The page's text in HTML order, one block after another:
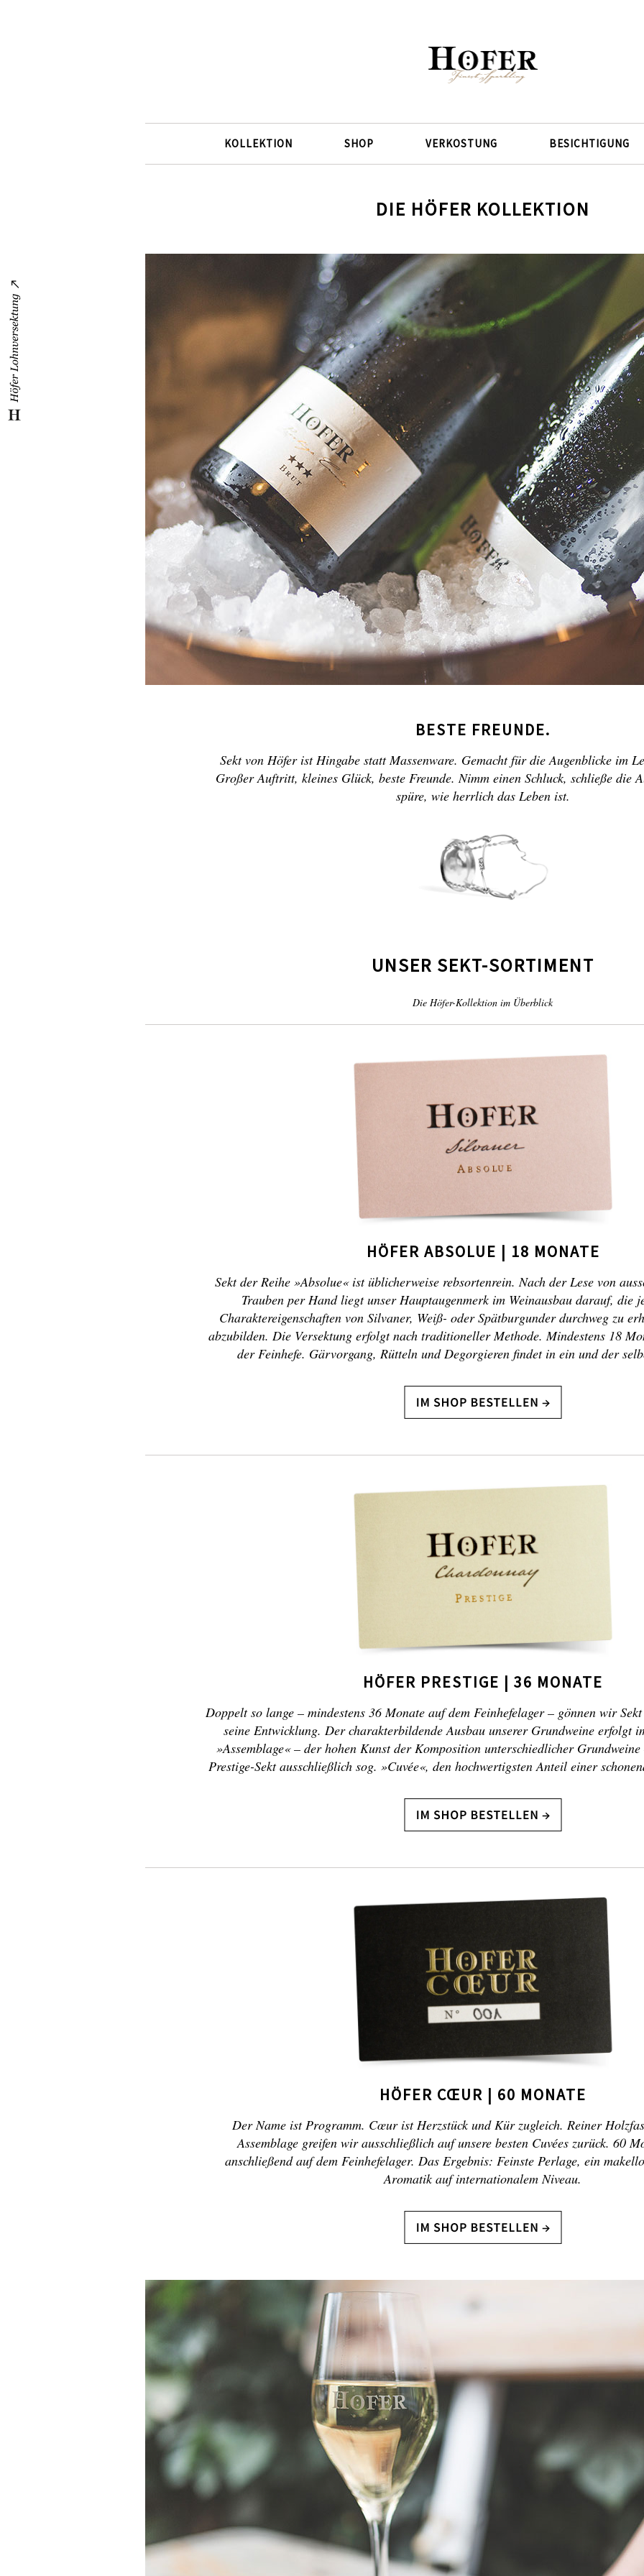
KOLLEKTION SHOP VERKOSTUNG BESICHTIGUNG
DIE HÖFER KOLLEKTION
BESTE FREUNDE.
Sekt von Höfer ist Hingabe statt Massenware. Gemacht für die Augenblicke im
Großer Auftritt, kleines Glück, beste Freunde. Nimm einen Schluck, schließe die
spüre, wie herrlich das Leben ist.
UNSER SEKT-SORTIMENT
Die Höfer-Kollektion im Überblick
HÖFER ABSOLUE | 18 MONATE
Sekt der Reihe »Absolue« ist üblicherweise rebsortenrein. Nach der Lese von
Trauben per Hand liegt unser Hauptaugenmerk im Weinausbau darauf, die
Charaktereigenschaften von Silvaner, Weiß- oder Spätburgunder durchweg zu
abzubilden. Die Versektung erfolgt nach traditioneller Methode. Mindestens 18
der Feinhefe. Gärvorgang, Rütteln und Degorgieren findet in ein und der
HÖFER PRESTIGE | 36 MONATE
Doppelt so lange – mindestens 36 Monate auf dem Feinhefelager – gönnen wir
seine Entwicklung. Der charakterbildende Ausbau unserer Grundweine erfolgt
»Assemblage« – der hohen Kunst der Komposition unterschiedlicher
Prestige-Sekt ausschließlich sog. »Cuvée«, den hochwertigsten Anteil einer
HÖFER CŒUR | 60 MONATE
Der Name ist Programm. Cœur ist Herzstück und Kür zugleich. Reiner
Assemblage greifen wir ausschließlich auf unsere besten Cuvées zurück. 60
anschließend auf dem Feinhefelager. Das Ergebnis: Feinste Perlage, ein
Aromatik auf internationalem Niveau.